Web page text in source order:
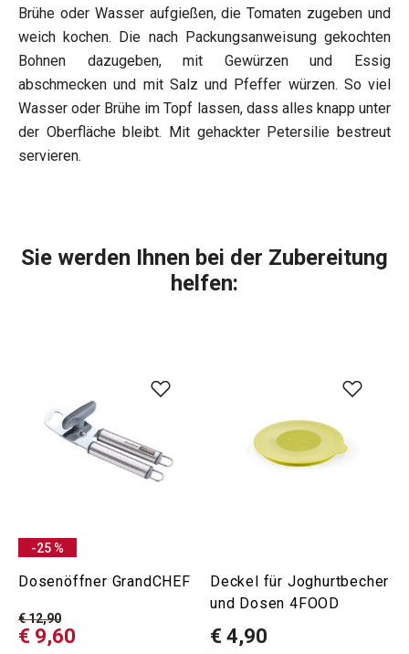
Brühe oder Wasser aufgießen, die Tomaten zugeben und
weich kochen. Die nach Packungsanweisung gekochten
Bohnen dazugeben, mit Gewürzen und Essig
abschmecken und mit Salz und Pfeffer würzen. So viel
Wasser oder Brühe im Topf lassen, dass alles knapp unter
der Oberfläche bleibt. Mit gehackter Petersilie bestreut
servieren.
Sie werden Ihnen bei der Zubereitung
helfen:
-25 %
Dosenöffner GrandCHEF
€ 12,90
€ 9,60
Deckel für Joghurtbecher
und Dosen 4FOOD
€ 4,90